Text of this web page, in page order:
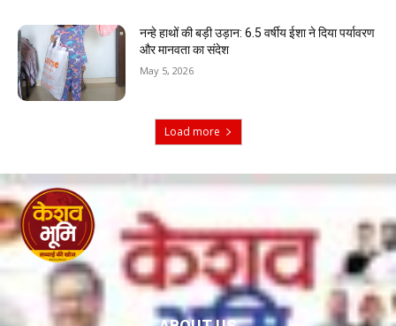
नन्हे हाथों की बड़ी उड़ान: 6.5 वर्षीय ईशा ने दिया पर्यावरण
और मानवता का संदेश
May 5, 2026
Load more